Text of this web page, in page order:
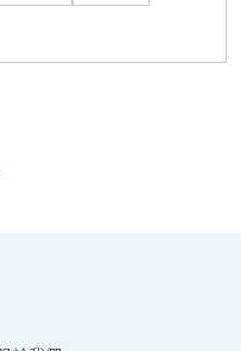
購，快速整套打包帶
我最鯊門市快閃購/集
支援電池或U